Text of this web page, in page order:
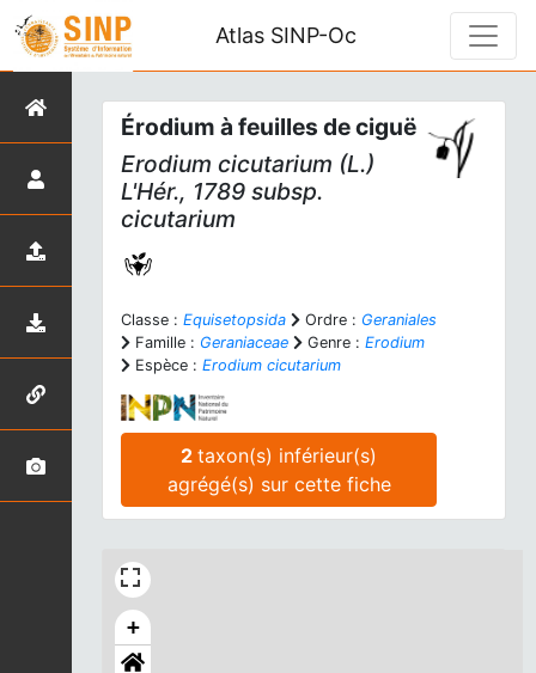
Atlas SINP-Oc
Érodium à feuilles de ciguë
Erodium cicutarium (L.)
L'Hér., 1789 subsp.
cicutarium
Classe : Equisetopsida Ordre : Geraniales
Famille : Geraniaceae Genre : Erodium
Espèce : Erodium cicutarium
2taxon(s) inférieur(s)
agrégé(s) sur cette fiche
+